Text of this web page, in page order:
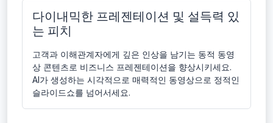
다이내믹한 프레젠테이션 및 설득력 있
는 피치
고객과 이해관계자에게 깊은 인상을 남기는 동적 동영
상 콘텐츠로 비즈니스 프레젠테이션을 향상시키세요.
AI가 생성하는 시각적으로 매력적인 동영상으로 정적인
슬라이드쇼를 넘어서세요.